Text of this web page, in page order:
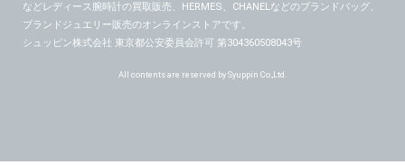
などレディース腕時計の買取販売、HERMES、CHANELなどのブランドバッグ、
ブランドジュエリー販売のオンラインストアです。
シュッピン株式会社 東京都公安委員会許可 第304360508043号
All contents are reserved by Syuppin Co.,Ltd.